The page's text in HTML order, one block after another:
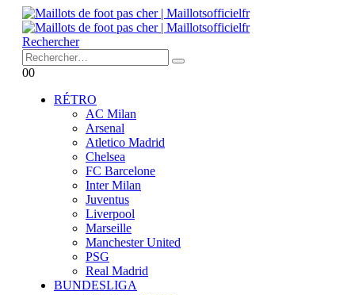
Rechercher
00
RÉTRO
AC Milan
Arsenal
Atletico Madrid
Chelsea
FC Barcelone
Inter Milan
Juventus
Liverpool
Marseille
Manchester United
PSG
Real Madrid
BUNDESLIGA